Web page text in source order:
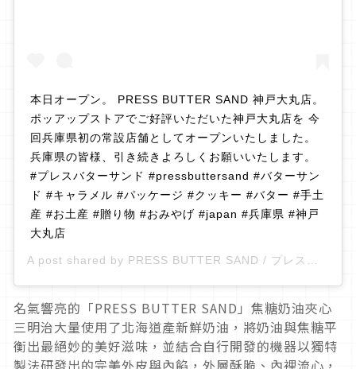
本日オープン。 PRESS BUTTER SAND 神戸大丸店。
ポッアップストアでご好評いただいた神戸大丸店を 今
回兵庫県初の常設店舗としてオープンいたしました。
兵庫県の皆様、引き続きよろしくお願いいたします。
#プレスバターサンド #pressbuttersand #バターサン
ド #キャラメル #パッケージ #クッキー #バター #手土
産 #お土産 #贈り物 #おみやげ #japan #兵庫県 #神戸
大丸店
A post shared by PRESS BUTTER SAND / プレスバターサンド
名氣響亮的「PRESS BUTTER SAND」焦糖奶油夾心
三明治大量使用了北海道產新鮮奶油，將奶油與焦糖平
衡出最絕妙的美好滋味，並結合自行開發的機器以獨特